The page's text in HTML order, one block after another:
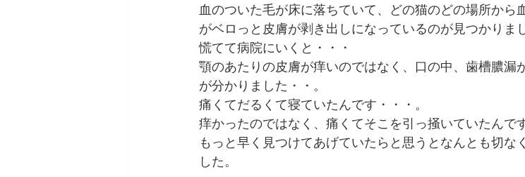
血のついた毛が床に落ちていて、どの猫のどの場所から
がベロっと皮膚が剥き出しになっているのが見つかりま
慌てて病院にいくと・・・
顎のあたりの皮膚が痒いのではなく、口の中、歯槽膿漏
が分かりました・・。
痛くてだるくて寝ていたんです・・・。
痒かったのではなく、痛くてそこを引っ掻いていたんで
もっと早く見つけてあげていたらと思うとなんとも切な
した。